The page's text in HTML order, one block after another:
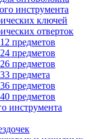
инструмента
ключей
отверток
предметов
предметов
предметов
предмета
предметов
предметов
инструмента